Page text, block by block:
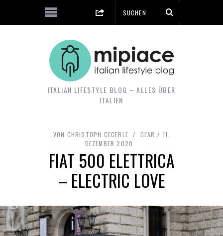
ITALIAN LIFESTYLE BLOG – ALLES ÜBER
ITALIEN
VON CHRISTOPH CECERLE GEAR
11.
DEZEMBER 2020
FIAT 500 ELETTRICA
– ELECTRIC LOVE